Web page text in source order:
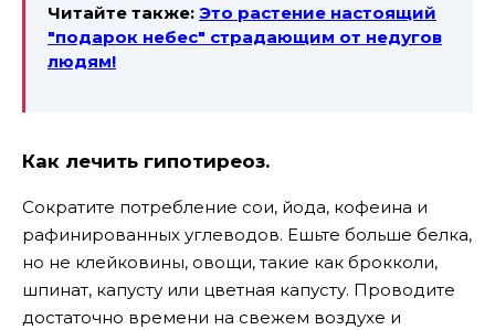
Читайте также: Это растение настоящий
″подарок небес″ страдающим от недугов
людям!
Как лечить гипотиреоз.
Сократите потребление сои, йода, кофеина и
рафинированных углеводов. Ешьте больше белка,
но не клейковины, овощи, такие как брокколи,
шпинат, капусту или цветная капусту. Проводите
достаточно времени на свежем воздухе и